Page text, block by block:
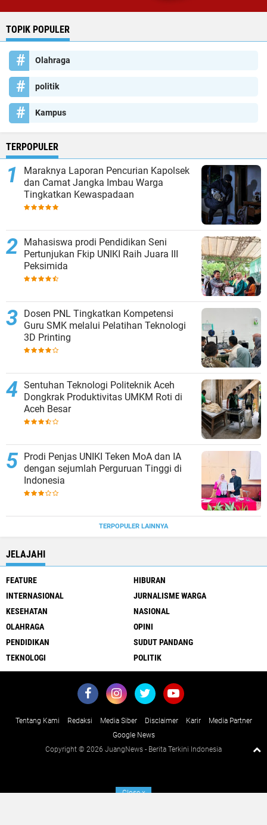
TOPIK POPULER
Olahraga
politik
Kampus
TERPOPULER
Maraknya Laporan Pencurian Kapolsek
dan Camat Jangka Imbau Warga
Tingkatkan Kewaspadaan
Mahasiswa prodi Pendidikan Seni
Pertunjukan Fkip UNIKI Raih Juara III
Peksimida
Dosen PNL Tingkatkan Kompetensi
Guru SMK melalui Pelatihan Teknologi
3D Printing
Sentuhan Teknologi Politeknik Aceh
Dongkrak Produktivitas UMKM Roti di
Aceh Besar
Prodi Penjas UNIKI Teken MoA dan IA
dengan sejumlah Perguruan Tinggi di
Indonesia
TERPOPULER LAINNYA
JELAJAHI
FEATURE
HIBURAN
INTERNASIONAL
JURNALISME WARGA
KESEHATAN
NASIONAL
OLAHRAGA
OPINI
PENDIDIKAN
SUDUT PANDANG
TEKNOLOGI
POLITIK
Tentang Kami Redaksi Media Siber Disclaimer Karir
Media Partner
Google News
Copyright © 2026 JuangNews - Berita Terkini Indonesia
Closex